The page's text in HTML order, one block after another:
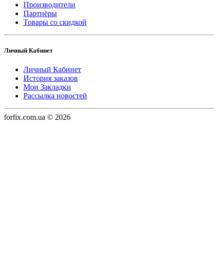
Производители
Партнёры
Товары со скидкой
Личный Кабинет
Личный Кабинет
История заказов
Мои Закладки
Рассылка новостей
forfix.com.ua © 2026